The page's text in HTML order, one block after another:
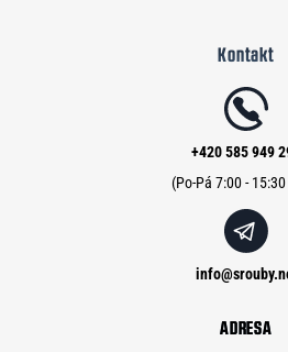
Kontakt
info@
+420 585 949
ADRESA